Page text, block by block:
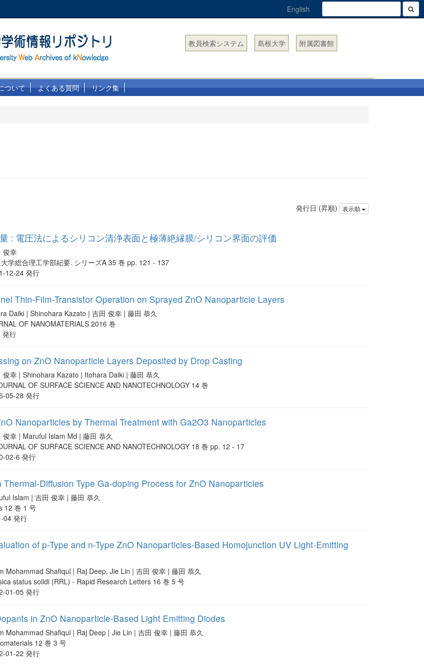
English
教員検索システム 島根大学 附属図書館
ついて よくある質問 リンク集
発行日 (昇順) 表示順
: 電圧法によるシリコン清浄表面と極薄絶縁膜/シリコン界面の評価
俊幸
学総合理工学部紀要. シリーズA 35 巻 pp. 121 - 137
12-24 発行
Thin-Film-Transistor Operation on Sprayed ZnO Nanoparticle Layers
Daiki | Shinohara Kazato | 吉田 俊幸 | 藤田 恭久
OF NANOMATERIALS 2016 巻
発行
on ZnO Nanoparticle Layers Deposited by Drop Casting
俊幸 | Shinohara Kazato | Itohara Daiki | 藤田 恭久
OF SURFACE SCIENCE AND NANOTECHNOLOGY 14 巻
05-28 発行
Nanoparticles by Thermal Treatment with Ga2O3 Nanoparticles
俊幸 | Maruful Islam Md | 藤田 恭久
OF SURFACE SCIENCE AND NANOTECHNOLOGY 18 巻 pp. 12 - 17
02-6 発行
Diffusion Type Ga-doping Process for ZnO Nanoparticles
Islam | 吉田 俊幸 | 藤田 恭久
12 巻 1 号
04 発行
of p-Type and n-Type ZnO Nanoparticles-Based Homojunction UV Light-Emitting
Mohammad Shafiqul | Raj Deep, Jie Lin | 吉田 俊幸 | 藤田 恭久
status solidi (RRL) - Rapid Research Letters 16 巻 5 号
01-05 発行
in ZnO Nanoparticle-Based Light Emitting Diodes
Mohammad Shafiqul | Raj Deep | Jie Lin | 吉田 俊幸 | 藤田 恭久
12 巻 3 号
01-22 発行